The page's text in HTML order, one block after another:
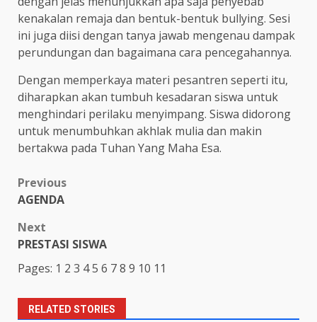
kenakalan remaja dan bentuk-bentuk bullying. Sesi
ini juga diisi dengan tanya jawab mengenau dampak
perundungan dan bagaimana cara pencegahannya.
Dengan memperkaya materi pesantren seperti itu,
diharapkan akan tumbuh kesadaran siswa untuk
menghindari perilaku menyimpang. Siswa didorong
untuk menumbuhkan akhlak mulia dan makin
bertakwa pada Tuhan Yang Maha Esa.
Post
Previous
AGENDA
Next
PRESTASI SISWA
Pages: 1 2 3 45 6 78 9 10 11
RELATED STORIES